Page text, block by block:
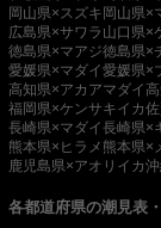
岡山県×スズキ岡山県×
広島県×サワラ 山口県×
徳島県×マアジ徳島県×
愛媛県×マダイ愛媛県×
高知県×アカアマダイ
福岡県×ケンサキイカ
長崎県×マダイ長崎県×
熊本県×ヒラメ 熊本県×
鹿児島県×アオリイカ
各都道府県の潮見表